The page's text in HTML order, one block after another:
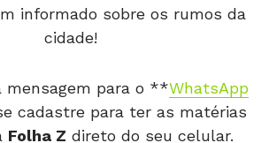
informado sobre os rumos da
cidade!
mensagem para o **WhatsApp
cadastre para ter as matérias
Folha Z direto do seu celular.